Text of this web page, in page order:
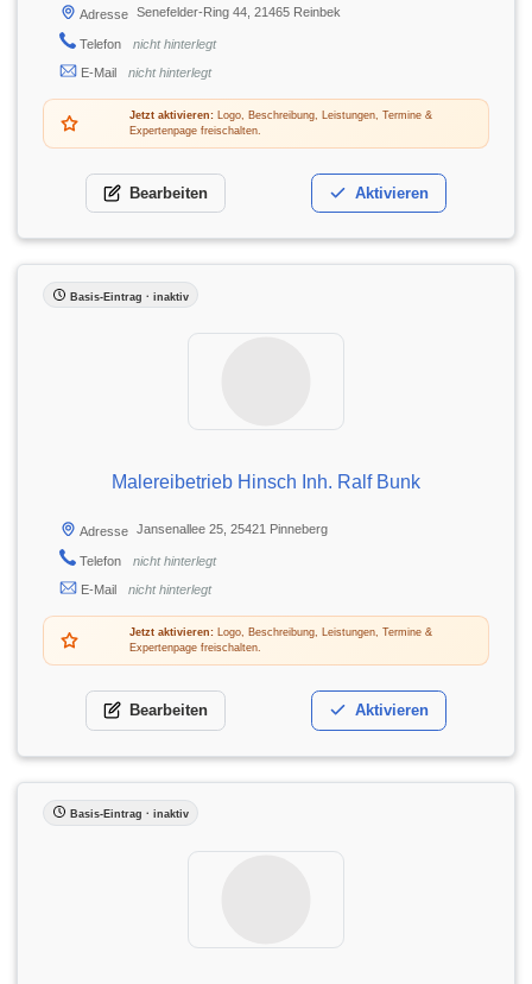
Adresse Senefelder-Ring 44, 21465 Reinbek
Telefon
nicht hinterlegt
E-Mail
nicht hinterlegt
Jetzt aktivieren:Logo, Beschreibung, Leistungen, Termine &
Expertenpage freischalten.
Bearbeiten Aktivieren
Basis-Eintrag · inaktiv
Malereibetrieb Hinsch Inh. Ralf Bunk
Adresse Jansenallee 25, 25421 Pinneberg
Telefon
nicht hinterlegt
E-Mail
nicht hinterlegt
Jetzt aktivieren:Logo, Beschreibung, Leistungen, Termine &
Expertenpage freischalten.
Bearbeiten Aktivieren
Basis-Eintrag · inaktiv